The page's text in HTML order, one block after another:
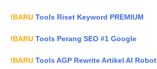
!BARU Tools Riset Keyword PREMIUM
!BARU Tools Perang SEO #1 Google
!BARU Tools AGP Rewrite Artikel AI Robot